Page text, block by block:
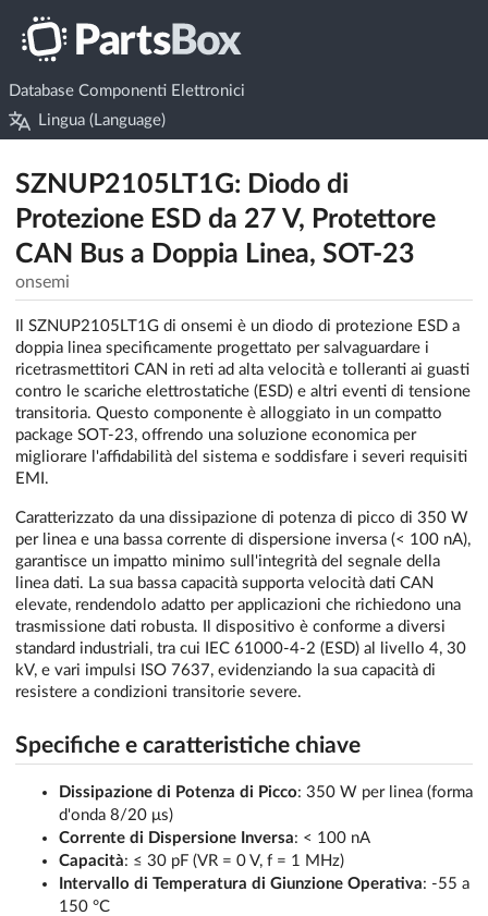
Database Componenti Elettronici
Lingua (Language)
SZNUP2105LT1G: Diodo di
Protezione ESD da 27 V, Protettore
CAN Bus a Doppia Linea, SOT-23
onsemi
Il SZNUP2105LT1G di onsemi è un diodo di protezione ESD a
doppia linea specificamente progettato per salvaguardare i
ricetrasmettitori CAN in reti ad alta velocità e tolleranti ai guasti
contro le scariche elettrostatiche (ESD) e altri eventi di tensione
transitoria. Questo componente è alloggiato in un compatto
package SOT-23, offrendo una soluzione economica per
migliorare l'affidabilità del sistema e soddisfare i severi requisiti
EMI.
Caratterizzato da una dissipazione di potenza di picco di 350 W
per linea e una bassa corrente di dispersione inversa (< 100 nA),
garantisce un impatto minimo sull'integrità del segnale della
linea dati. La sua bassa capacità supporta velocità dati CAN
elevate, rendendolo adatto per applicazioni che richiedono una
trasmissione dati robusta. Il dispositivo è conforme a diversi
standard industriali, tra cui IEC 61000-4-2 (ESD) al livello 4, 30
kV, e vari impulsi ISO 7637, evidenziando la sua capacità di
resistere a condizioni transitorie severe.
Specifiche e caratteristiche chiave
Dissipazione di Potenza di Picco: 350 W per linea (forma
d'onda 8/20 μs)
Corrente di Dispersione Inversa: < 100 nA
Capacità: ≤ 30 pF (VR = 0 V, f = 1 MHz)
Intervallo di Temperatura di Giunzione Operativa: -55 a
150 °C